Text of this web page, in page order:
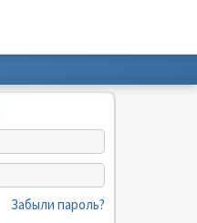
Забыли пароль?